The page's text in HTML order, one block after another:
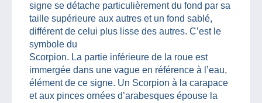
signe se détache particulièrement du fond par sa
taille supérieure aux autres et un fond sablé,
différent de celui plus lisse des autres. C’est le
symbole du
Scorpion. La partie inférieure de la roue est
immergée dans une vague en référence à l’eau,
élément de ce signe. Un Scorpion à la carapace
et aux pinces ornées d’arabesques épouse la